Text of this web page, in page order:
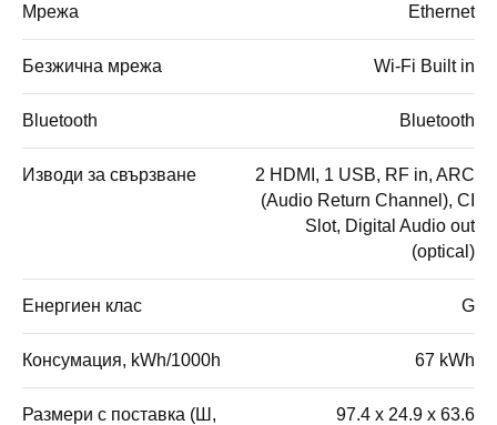
Мрежа Ethernet
Безжична мрежа Wi-Fi Built in
Bluetooth Bluetooth
Изводи за свързване
2 HDMI, 1 USB, RF in, ARC
(Audio Return Channel), CI
Slot, Digital Audio out
(optical)
Енергиен клас G
Консумация, kWh/1000h 67 kWh
Размери с поставка (Ш,
97.4 x 24.9 x 63.6